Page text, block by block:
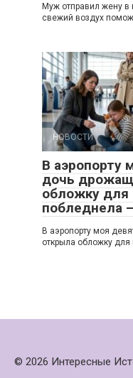
Муж отправил жену в
свежий воздух
НОВОСТИ
В аэропорту
дочь
обложку для
побледнела
В аэропорту моя
открыла обложку
© 2026 Интересные